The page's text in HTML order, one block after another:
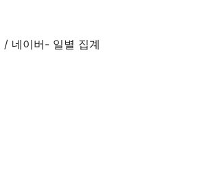
/ 네이버- 일별 집계